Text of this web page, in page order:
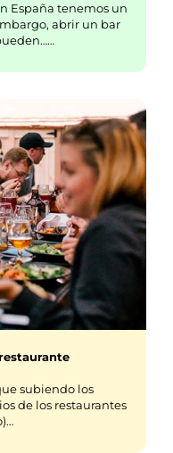
España tenemos un
abrir un bar
subiendo los
de los restaurantes